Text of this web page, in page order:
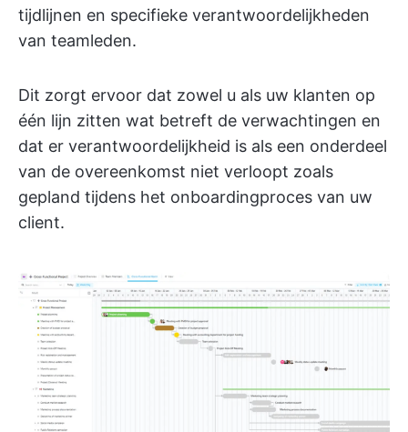
tijdlijnen en specifieke verantwoordelijkheden
van teamleden.
Dit zorgt ervoor dat zowel u als uw klanten op
één lijn zitten wat betreft de verwachtingen en
dat er verantwoordelijkheid is als een onderdeel
van de overeenkomst niet verloopt zoals
gepland tijdens het onboardingproces van uw
client.